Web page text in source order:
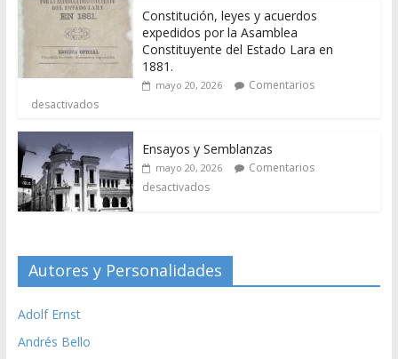
Constitución, leyes y acuerdos
expedidos por la Asamblea
Constituyente del Estado Lara en
1881.
mayo 20, 2026
Comentarios
desactivados
Ensayos y Semblanzas
mayo 20, 2026
Comentarios
desactivados
Autores y Personalidades
Adolf Ernst
Andrés Bello